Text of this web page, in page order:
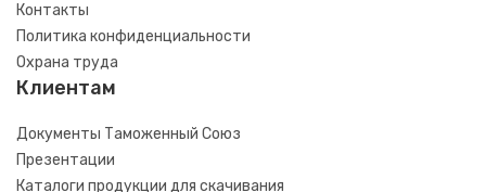
Контакты
Политика конфиденциальности
Охрана труда
Клиентам
Документы Таможенный Союз
Презентации
Каталоги продукции для скачивания